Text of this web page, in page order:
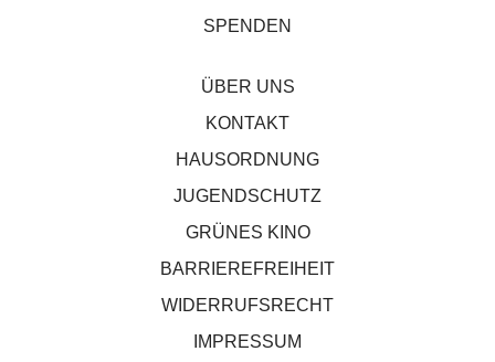
SPENDEN
ÜBER UNS
KONTAKT
HAUSORDNUNG
JUGENDSCHUTZ
GRÜNES KINO
BARRIEREFREIHEIT
WIDERRUFSRECHT
IMPRESSUM